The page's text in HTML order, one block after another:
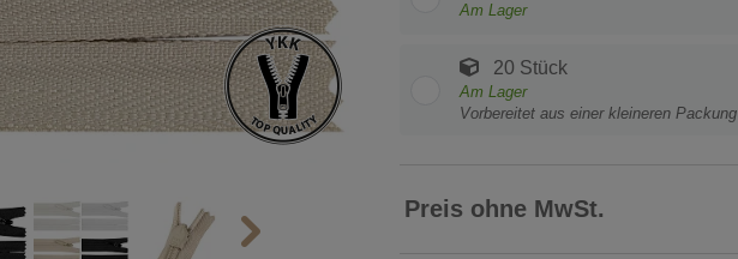
Am Lager
20 Stück
Am Lager
Vorbereitet aus einer kleineren Packung
Preis ohne MwSt.